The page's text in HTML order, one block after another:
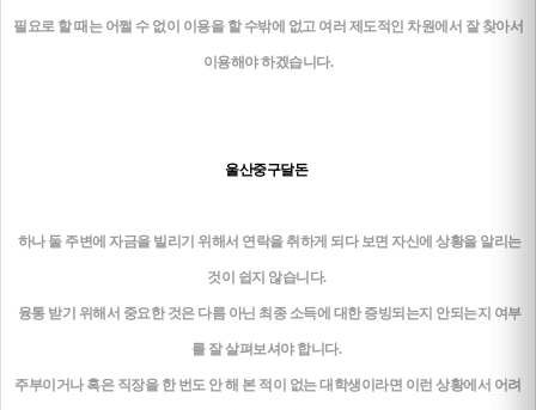
필요로 할 때는 어쩔 수 없이 이용을 할 수밖에 없고 여러 제도적인 차원에서 잘 찾아서
이용해야 하겠습니다.
울산중구달돈
하나 둘 주변에 자금을 빌리기 위해서 연락을 취하게 되다 보면 자신에 상황을 알리는
것이 쉽지 않습니다.
융통 받기 위해서 중요한 것은 다름 아닌 최종 소득에 대한 증빙되는지 안되는지 여부
를 잘 살펴보셔야 합니다.
주부이거나 혹은 직장을 한 번도 안 해 본 적이 없는 대학생이라면 이런 상황에서 어려